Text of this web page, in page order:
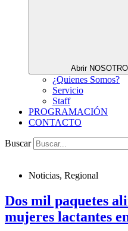
Abrir
¿Quienes Somos?
Servicio
Staff
PROGRAMACIÓN
CONTACTO
Buscar
Noticias, Regional
Dos mil paquetes
mujeres lactantes